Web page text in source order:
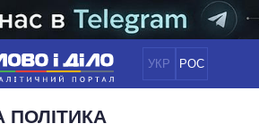
УКР РОС
НОВИНИ
ПОЛІТИКА